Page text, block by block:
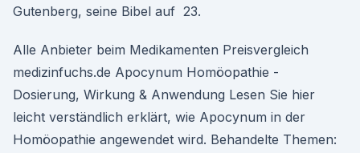
Gutenberg, seine Bibel auf 23.
Alle Anbieter beim Medikamenten Preisvergleich
medizinfuchs.de Apocynum Homöopathie -
Dosierung, Wirkung & Anwendung Lesen Sie hier
leicht verständlich erklärt, wie Apocynum in der
Homöopathie angewendet wird. Behandelte Themen: